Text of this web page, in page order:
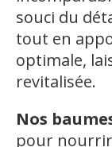
souci du
tout en
optimale,
revitalisée.
Nos
pour